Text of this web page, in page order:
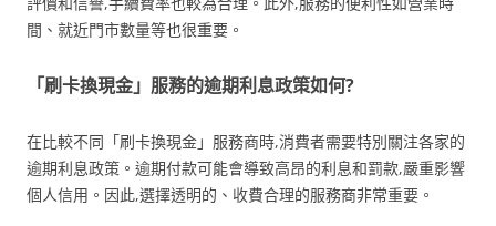
間、就近門市數量等也很重要。
「刷卡換現金」服務的逾期利息政策如何?
在比較不同「刷卡換現金」服務商時,消費者需要特別關注各家的
逾期利息政策。逾期付款可能會導致高昂的利息和罰款,嚴重影響
個人信用。因此,選擇透明的、收費合理的服務商非常重要。